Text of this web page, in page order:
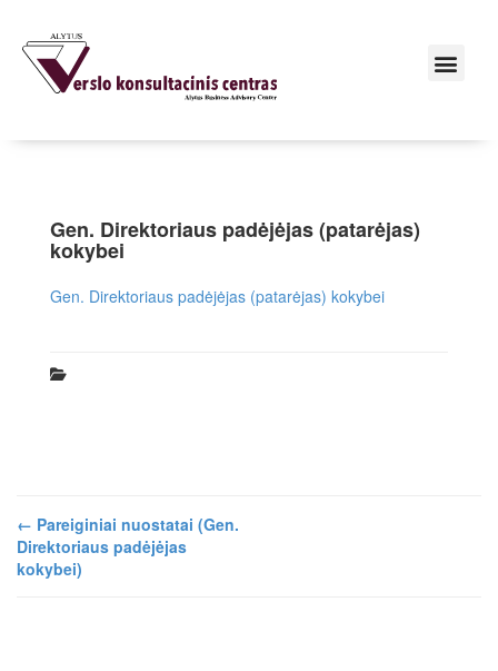
Gen. Direktoriaus padėjėjas (patarėjas)
kokybei
Gen. Direktoriaus padėjėjas (patarėjas) kokybei
← Pareiginiai nuostatai (Gen.
Direktoriaus padėjėjas
kokybei)